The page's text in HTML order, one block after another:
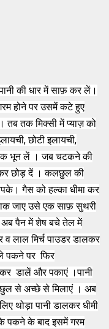
की धार में साफ़ कर लें।
होने पर उसमें कटे हुए
तब तक मिक्सी में प्याज़ को
छोटी इलायची,
भून लें । जब चटकने की
छोड़ दें । कलछुल की
गैस को हल्का धीमा कर
जाए उसे एक साफ़ सुथरी
पैन में शेष बचे तेल में
लाल मिर्च पाउडर डालकर
पकने पर फिर
डालें और पकाएं ।पानी
से अच्छे से मिलाएं । अब
थोड़ा पानी डालकर धीमी
पकने के बाद इसमें गरम